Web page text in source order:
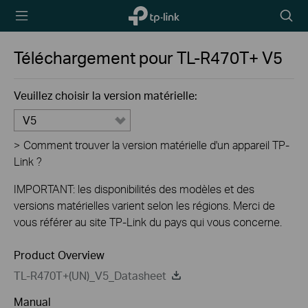
TP-Link,
Reliably
icon
Téléchargement pourTL-R470T+V5
Veuillez choisir la version matérielle:
V5
> Comment trouver la version matérielle d'un appareil TP-
Link ?
IMPORTANT: les disponibilités des modèles et des
versions matérielles varient selon les régions. Merci de
vous référer au site TP-Link du pays qui vous concerne.
Product Overview
TL-R470T+(UN)_V5_Datasheet
Manual